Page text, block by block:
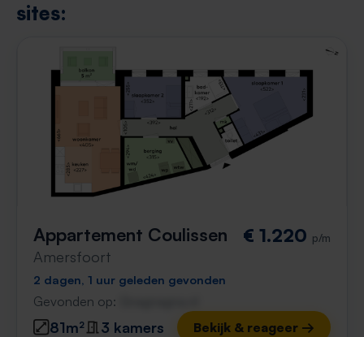
sites:
Appartement Coulissen
Amersfoort
€ 1.220 p/m
2 dagen, 1 uur geleden gevonden
Gevonden op:
81m² 3 kamers Bekijk & reageer →